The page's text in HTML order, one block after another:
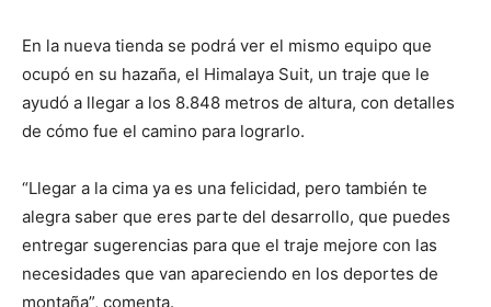
En la nueva tienda se podrá ver el mismo equipo que
ocupó en su hazaña, el Himalaya Suit, un traje que le
ayudó a llegar a los 8.848 metros de altura, con detalles
de cómo fue el camino para lograrlo.
“Llegar a la cima ya es una felicidad, pero también te
alegra saber que eres parte del desarrollo, que puedes
entregar sugerencias para que el traje mejore con las
necesidades que van apareciendo en los deportes de
montaña”, comenta.